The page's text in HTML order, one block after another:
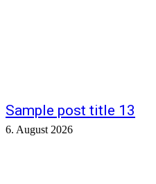
Sample post title 13
6. August 2026